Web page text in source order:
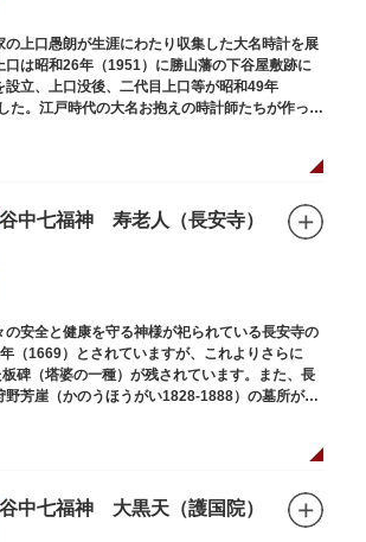
上口愚朗が生涯にわたり収集した大名時計を展
口は昭和26年（1951）に勝山藩の下谷屋敷跡に
設立、上口没後、二代目上口等が昭和49年
た。江戸時代の大名お抱えの時計師たちが作った
が並びます。
谷中七福神 寿老人（長安寺）
安全と健康を守る神様が祀られている長安寺の
（1669）とされていますが、これよりさらに
碑（塔婆の一種）が残されています。また、長
野芳崖（かのうほうがい1828-1888）の墓所があ
谷中七福神 大黒天（護国院）